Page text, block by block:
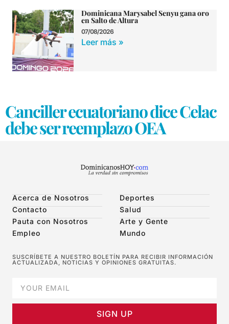
Dominicana Marysabel Senyu gana oro
en Salto de Altura
07/08/2026
Leer más »
Canciller ecuatoriano dice Celac
debe ser reemplazo OEA
Acerca de Nosotros
Contacto
Pauta con Nosotros
Empleo
Deportes
Salud
Arte y Gente
Mundo
SUSCRÍBETE A NUESTRO BOLETÍN PARA RECIBIR INFORMACIÓN
ACTUALIZADA, NOTICIAS Y OPINIONES GRATUITAS.
SIGN UP